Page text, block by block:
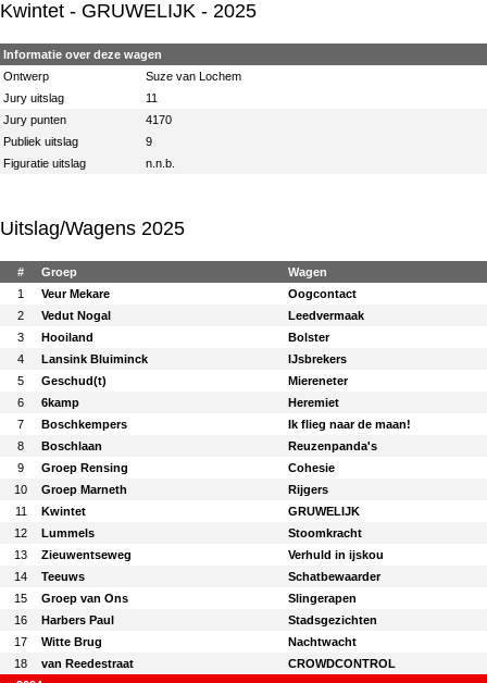
Kwintet - GRUWELIJK - 2025
Informatie over deze wagen
Ontwerp
Suze van Lochem
Jury uitslag
11
Jury punten
4170
Publiek uitslag
9
Figuratie uitslag
n.n.b.
Uitslag/Wagens 2025
# Groep
Wagen
1
Veur Mekare
Oogcontact
2
Vedut Nogal
Leedvermaak
3
Hooiland
Bolster
4
Lansink Bluiminck
IJsbrekers
5
Geschud(t)
Miereneter
6
6kamp
Heremiet
7
Boschkempers
Ik flieg naar de maan!
8
Boschlaan
Reuzenpanda's
9
Groep Rensing
Cohesie
10
Groep Marneth
Rijgers
11
Kwintet
GRUWELIJK
12
Lummels
Stoomkracht
13
Zieuwentseweg
Verhuld in ijskou
14
Teeuws
Schatbewaarder
15
Groep van Ons
Slingerapen
16
Harbers Paul
Stadsgezichten
17
Witte Brug
Nachtwacht
18
van Reedestraat
CROWDCONTROL